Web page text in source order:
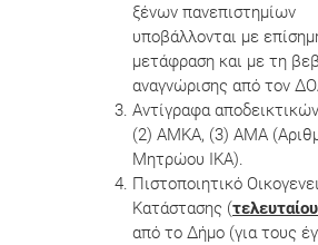
ξένων πανεπιστημίων
υποβάλλονται με
μετάφραση και με τη
αναγνώρισης από τον
Αντίγραφα
(2) ΑΜΚΑ, (3) ΑΜΑ
Μητρώου ΙΚΑ).
Πιστοποιητικό
Κατάστασης (
από το Δήμο (για τους